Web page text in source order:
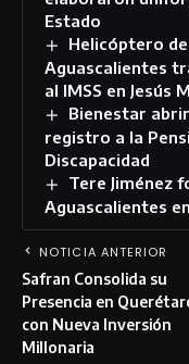
Estado
Helicóptero
Aguascalientes
al IMSS en Jesús
Bienestar
registro a la
Discapacidad
Tere Jiménez
Aguascalientes
NOTICIA ANTERIOR
Safran Consolida su
Presencia en
con Nueva Inversión
Millonaria